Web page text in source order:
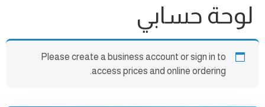
لوحة حسابي
Please create a business account or sign in to
access prices and online ordering.